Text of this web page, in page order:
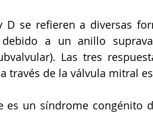
D se refieren a diversas
a un anillo
Las tres
través de la válvula mitral
es un síndrome congénito